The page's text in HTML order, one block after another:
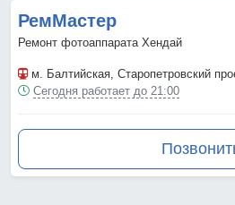
РемМастер
Ремонт фотоаппарата Хендай
м. Балтийская , Старопетровский
Сегодня работает до 21:00